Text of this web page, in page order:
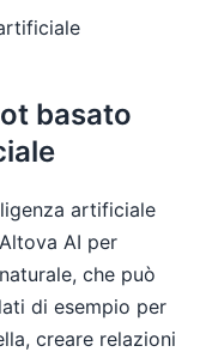
basato
artificiale
AI per
che può
di esempio per
creare relazioni